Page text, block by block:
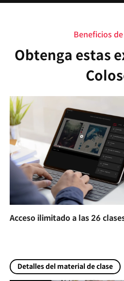
Beneficios
Obtenga estas
Acceso ilimitado a las 26
Detalles del material de clase